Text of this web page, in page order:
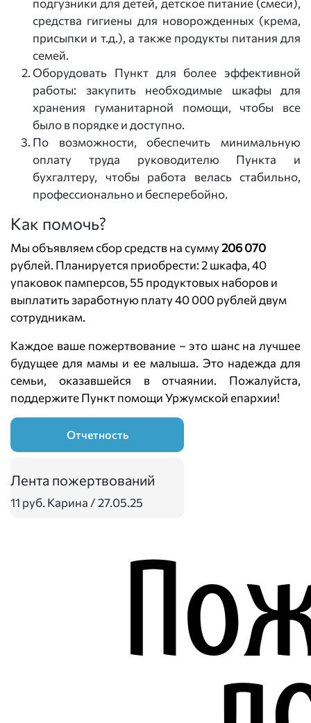
средства гигиены для новорожденных (крема,
присыпки и т.д.), а также продукты питания для
семей.
Оборудовать Пункт для более эффективной
работы: закупить необходимые шкафы для
хранения гуманитарной помощи, чтобы все
было в порядке и доступно.
По возможности, обеспечить минимальную
оплату труда руководителю Пункта и
бухгалтеру, чтобы работа велась стабильно,
профессионально и бесперебойно.
Как помочь?
Мы объявляем сбор средств на сумму206 070
рублей. Планируется приобрести: 2 шкафа, 40
упаковок памперсов, 55 продуктовых наборов и
выплатить заработную плату 40 000 рублей двум
сотрудникам.
Каждое ваше пожертвование – это шанс на лучшее
будущее для мамы и ее малыша. Это надежда для
семьи, оказавшейся в отчаянии. Пожалуйста,
поддержите Пункт помощи Уржумской епархии!
Отчетность
Лента пожертвований
11 руб. Карина / 27.05.25